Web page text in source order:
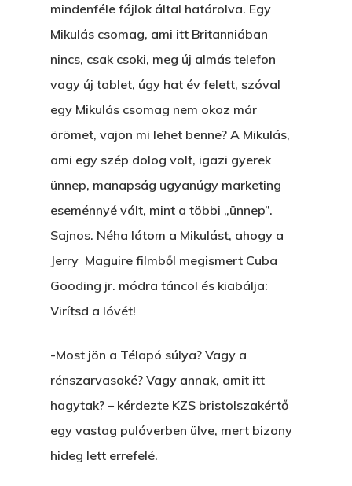
mindenféle fájlok által határolva. Egy
Mikulás csomag, ami itt Britanniában
nincs, csak csoki, meg új almás telefon
vagy új tablet, úgy hat év felett, szóval
egy Mikulás csomag nem okoz már
örömet, vajon mi lehet benne? A Mikulás,
ami egy szép dolog volt, igazi gyerek
ünnep, manapság ugyanúgy marketing
eseménnyé vált, mint a többi „ünnep”.
Sajnos. Néha látom a Mikulást, ahogy a
Jerry Maguire filmből megismert Cuba
Gooding jr. módra táncol és kiabálja:
Virítsd a lóvét!
-Most jön a Télapó súlya? Vagy a
rénszarvasoké? Vagy annak, amit itt
hagytak? – kérdezte KZS bristolszakértő
egy vastag pulóverben ülve, mert bizony
hideg lett errefelé.